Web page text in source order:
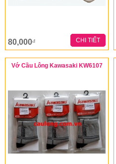
80,000đ CHI TIẾT
Vớ Cầu Lông Kawasaki KW6107